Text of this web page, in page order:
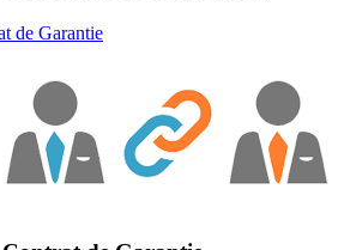
de Garantie